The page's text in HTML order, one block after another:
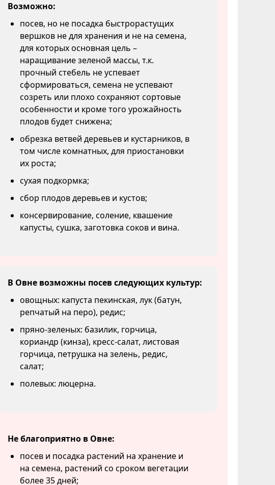
Возможно:
посев, но не посадка быстрорастущих
вершков не для хранения и не на семена,
для которых основная цель –
наращивание зеленой массы, т.к.
прочный стебель не успевает
сформироваться, семена не успевают
созреть или плохо сохраняют сортовые
особенности и кроме того урожайность
плодов будет снижена;
обрезка ветвей деревьев и кустарников, в
том числе комнатных, для приостановки
их роста;
сухая подкормка;
сбор плодов деревьев и кустов;
консервирование, соление, квашение
капусты, сушка, заготовка соков и вина.
В Овне возможны посев следующих культур:
овощных: капуста пекинская, лук (батун,
репчатый на перо), редис;
пряно-зеленых: базилик, горчица,
кориандр (кинза), кресс-салат, листовая
горчица, петрушка на зелень, редис,
салат;
полевых: люцерна.
Не благоприятно в Овне:
посев и посадка растений на хранение и
на семена, растений со сроком вегетации
более 35 дней;